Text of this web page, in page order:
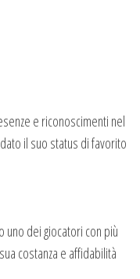
e riconoscimenti nel
il suo status di favorito
uno dei giocatori con più
costanza e affidabilità